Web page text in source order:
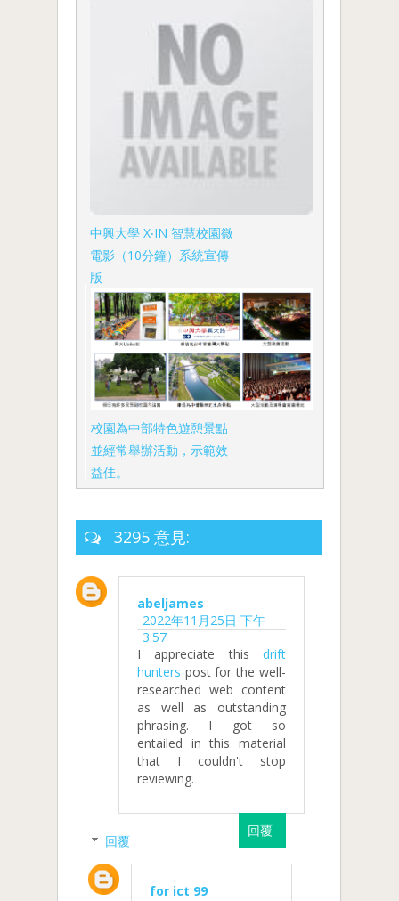
中興大學 X‧IN 智慧校園微
電影（10分鐘）系統宣傳
版
校園為中部特色遊憩景點
並經常舉辦活動，示範效
益佳。
3295 意見:
abeljames
2022年11月25日 下午
3:57
I appreciate this drift
hunters post for the well-
researched web content
as well as outstanding
phrasing. I got so
entailed in this material
that I couldn't stop
reviewing.
回覆
回覆
for ict 99